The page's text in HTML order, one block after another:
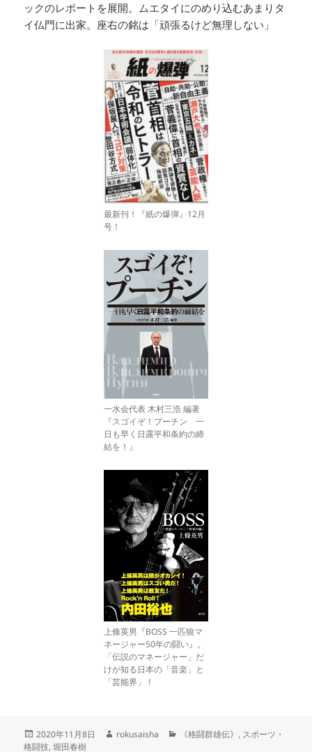
ックのレポートを展開。ムエタイにのめり込むあまりタ
イ仏門に出家。座右の銘は「頑張るけど無理しない」
最新刊！『紙の爆弾』12月
号！
一水会代表 木村三浩 編著
『スゴイぞ！プーチン 一
日も早く日露平和条約の締
結を！』
上條英男『BOSS 一匹狼マ
ネージャー50年の闘い』。
「伝説のマネージャー」だ
けが知る日本の「音楽」と
「芸能界」！
投
稿
2020年11月8日
作
rokusaisha
カ《格闘群雄伝》, スポーツ・
格闘技,堀田春樹